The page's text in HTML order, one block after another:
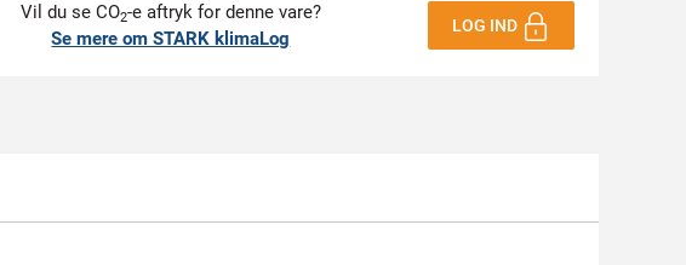
Vil du se CO2-e aftryk for denne vare?
Se mere om STARK klimaLog
LOG IND